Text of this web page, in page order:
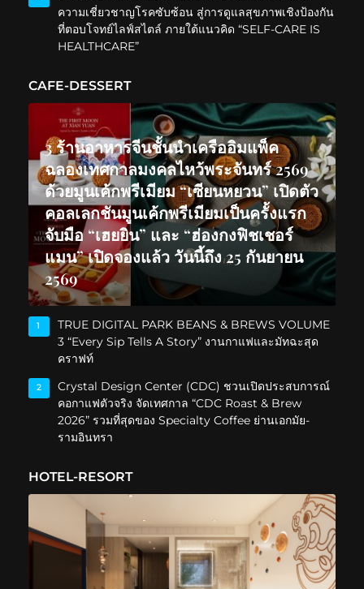
ความเชี่ยวชาญโรคซับซ้อน สู่การดูแลสุขภาพเชิงป้องกัน
ที่ตอบโจทย์ไลฟ์สไตล์ ภายใต้แนวคิด “SELF-CARE IS
HEALTHCARE”
CAFE-DESSERT
3 ร้านอาหารจีนชั้นนำเครืออิมแพ็ค
ฉลองเทศกาลมงคลไหว้พระจันทร์ 2569
ด้วยมูนเค้กพรีเมียม “เซียนหยวน” เปิดตัว
คอลเลกชันมูนเค้กพรีเมียมเป็นครั้งแรก
จับมือ “เฮยยิน” และ “ฮ่องกงฟิชเชอร์
แมน” เปิดจองแล้ว วันนี้ถึง 25 กันยายน
2569
1
TRUE DIGITAL PARK BEANS & BREWS VOLUME
3 “Every Sip Tells A Story” งานกาแฟและมัทฉะสุด
คราฟท์
2
Crystal Design Center (CDC) ชวนเปิดประสบการณ์
คอกาแฟตัวจริง จัดเทศกาล “CDC Roast & Brew
2026” รวมที่สุดของ Specialty Coffee ย่านเอกมัย-
รามอินทรา
HOTEL-RESORT